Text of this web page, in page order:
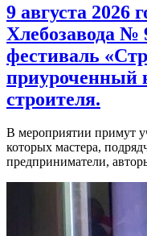
9 августа 2026
Хлебозавода №
фестиваль
приуроченный
строителя.
В мероприятии примут
которых мастера,
предприниматели,